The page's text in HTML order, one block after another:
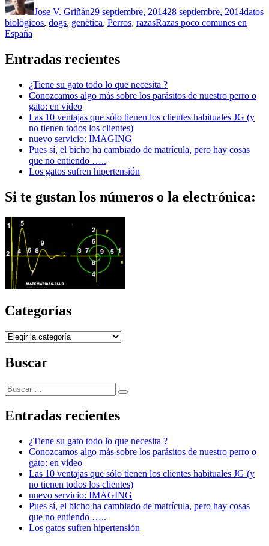
Jose V. Griñán29 septiembre, 201428 septiembre, 2014datos
biológicos, dogs, genética, Perros, razasEtiquetas
Razas poco comunes en
España
Entradas recientes
¿Tiene su gato todo lo que necesita ?
Conozcamos algo más sobre los parásitos de nuestro perro o
gato: en video
Las 10 ventajas que sólo tienen los clientes habituales JG (y
no tienen todos los clientes)
nuevo servicio: IMAGING
Pues sí, el bicho ha cambiado de matrícula, pero hay cosas
que no entiendo …..
Los gatos sufren hipertensión
Si te gustan los números o la electrónica:
Categorías
Categorías
Buscar
Buscar
por:
Buscar
Entradas recientes
¿Tiene su gato todo lo que necesita ?
Conozcamos algo más sobre los parásitos de nuestro perro o
gato: en video
Las 10 ventajas que sólo tienen los clientes habituales JG (y
no tienen todos los clientes)
nuevo servicio: IMAGING
Pues sí, el bicho ha cambiado de matrícula, pero hay cosas
que no entiendo …..
Los gatos sufren hipertensión